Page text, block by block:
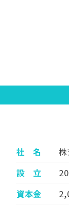
社 名
設 立
資本金